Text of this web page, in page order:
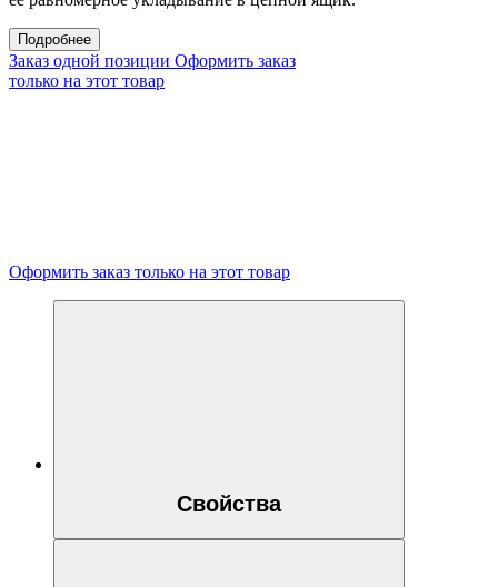
Подробнее
Заказ одной позиции Оформить заказ
только на этот товар
Оформить заказ только на этот товар
Свойства